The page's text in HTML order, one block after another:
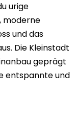
urige
moderne
und das
Die Kleinstadt
geprägt
entspannte und